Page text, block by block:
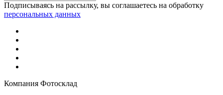
Подписываясь на рассылку, вы соглашаетесь на обработку
персональных данных
Компания Фотосклад